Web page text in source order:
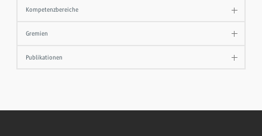
Kompetenzbereiche
Gremien
Publikationen